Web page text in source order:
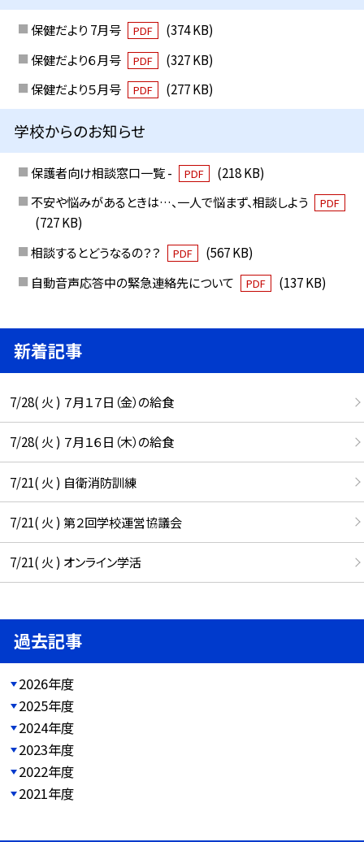
保健だより 7月号 PDF
(374 KB)
保健だより６月号
PDF
(327 KB)
保健だより５月号
PDF (277 KB)
学校からのお知らせ
保護者向け相談窓口一覧 - PDF
(218 KB)
不安や悩みがあるときは…、一人で悩まず、相談しよう
PDF
(727 KB)
相談するとどうなるの？？
PDF
(567 KB)
自動音声応答中の緊急連絡先について
PDF (137 KB)
新着記事
7/28( 火 ) ７月１７日（金）の給食
7/28( 火 ) ７月１６日（木）の給食
7/21( 火 ) 自衛消防訓練
7/21( 火 ) 第２回学校運営協議会
7/21( 火 ) オンライン学活
過去記事
2026年度
2025年度
2024年度
2023年度
2022年度
2021年度